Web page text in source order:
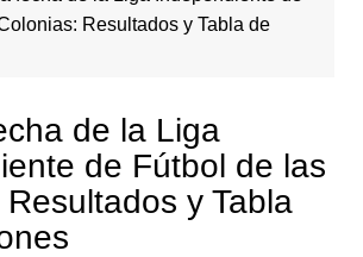
Resultados y Tabla de
de la Liga
de Fútbol de las
y Tabla